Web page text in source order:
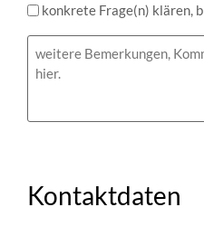
konkrete Frage(n) klären,
Bemerkungen
Kontaktdaten